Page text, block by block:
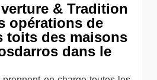
& Tradition
opérations de
toits des maisons
dans le